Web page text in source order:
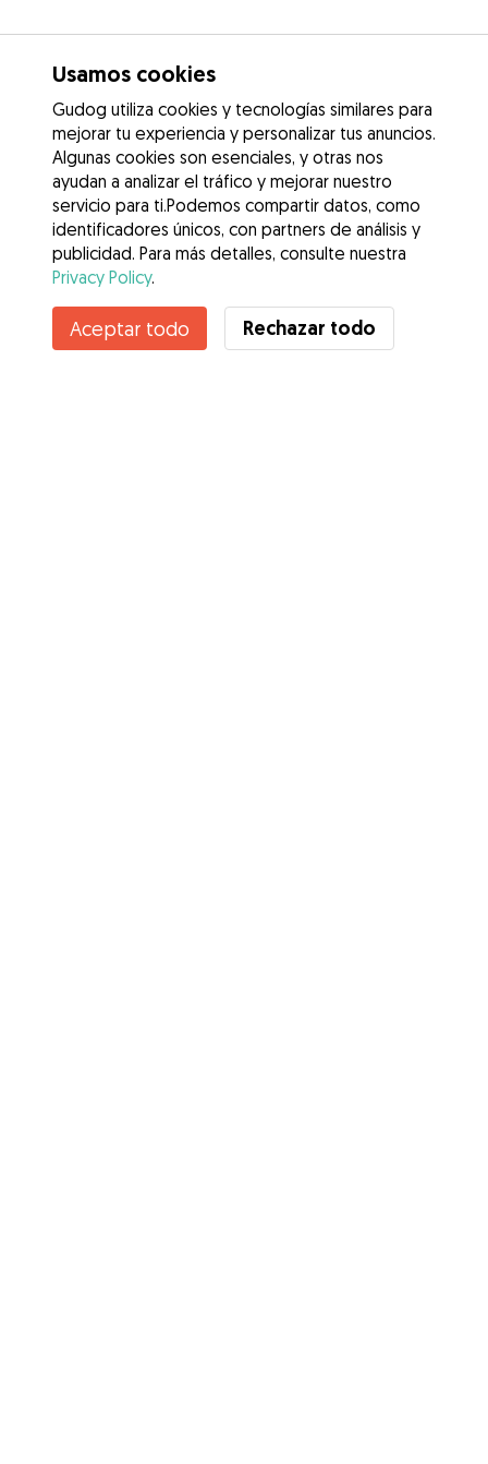
Usamos cookies
Gudog utiliza cookies y tecnologías similares para
mejorar tu experiencia y personalizar tus anuncios.
Algunas cookies son esenciales, y otras nos
ayudan a analizar el tráfico y mejorar nuestro
servicio para ti.Podemos compartir datos, como
identificadores únicos, con partners de análisis y
publicidad. Para más detalles, consulte nuestra
Privacy Policy.
Aceptar todo Rechazar todo